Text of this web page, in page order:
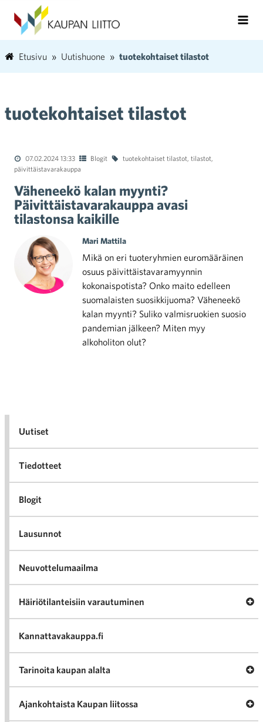
Etusivu Uutishuone tuotekohtaiset tilastot
tuotekohtaiset tilastot
07.02.2024 13:33 Blogit tuotekohtaiset tilastot, tilastot,
päivittäistavarakauppa
Väheneekö kalan myynti?
Päivittäistavarakauppa avasi
tilastonsa kaikille
Mari Mattila
Mikä on eri tuoteryhmien euromääräinen
osuus päivittäistavaramyynnin
kokonaispotista? Onko maito edelleen
suomalaisten suosikkijuoma? Väheneekö
kalan myynti? Suliko valmisruokien suosio
pandemian jälkeen? Miten myy
alkoholiton olut?
Uutiset
Tiedotteet
Blogit
Lausunnot
Neuvottelumaailma
Häiriötilanteisiin varautuminen
Kannattavakauppa.fi
Tarinoita kaupan alalta
Ajankohtaista Kaupan liitossa